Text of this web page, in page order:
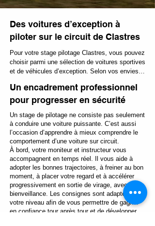
Des voitures d’exception à
piloter sur le circuit de Clastres
Pour votre stage pilotage Clastres, vous pouvez
choisir parmi une sélection de voitures sportives
et de véhicules d’exception. Selon vos envies,
d’une Ferrari, d’une Alpine, d’une Lotus, d’une
BMW ou encore d’un bolide plus orienté
Chaque modèle offre une expérience différente.
Une Alpine A110 S ou A110 R séduira par sa
légèreté, son agilité et son équilibre. Une Ferrari
458 Italia offrira les sensations uniques d’un V8
atmosphérique et d’une supercar mythique. Les
Porsche GT3 et GT3 RS permettront de
découvrir un niveau de performance
impressionnant, avec un châssis précis et une
efficacité redoutable sur circuit. Les modèles
plus typés piste, comme la Porsche 718 Sport
Un encadrement professionnel
pour progresser en sécurité
Un stage de pilotage ne consiste pas seulement
à conduire une voiture puissante. C’est aussi
l’occasion d’apprendre à mieux comprendre le
comportement d’une voiture sur circuit.
À bord, votre moniteur et instructeur vous
accompagnent en temps réel. Il vous aide à
adopter les bonnes trajectoires, à freiner au bon
moment, à placer votre regard et à accélérer
progressivement en sortie de virage, avec
bienveillance. Les consignes sont adaptées à
votre niveau afin de vous permettre de gagner
en confiance tour après tour et de développer